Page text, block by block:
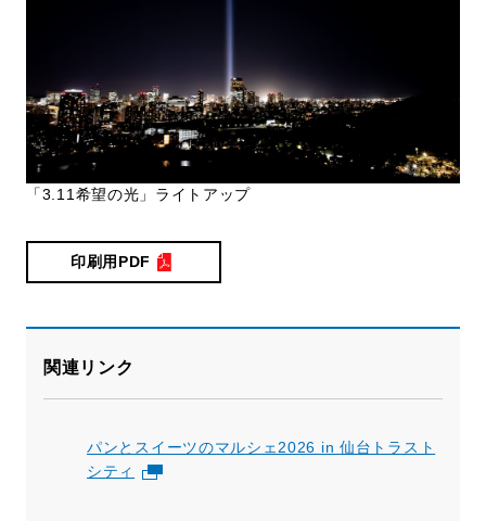
「3.11希望の光」ライトアップ
印刷用PDF
関連リンク
パンとスイーツのマルシェ2026 in 仙台トラスト
シティ